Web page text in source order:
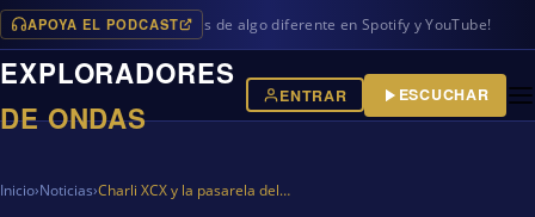
APOYA EL PODCAST
en iVoox, además de algo diferente en Spotify y YouTube!
EXPLORADORES
DE ONDAS
ENTRAR ESCUCHAR
Inicio›Noticias›Charli XCX y la pasarela del…